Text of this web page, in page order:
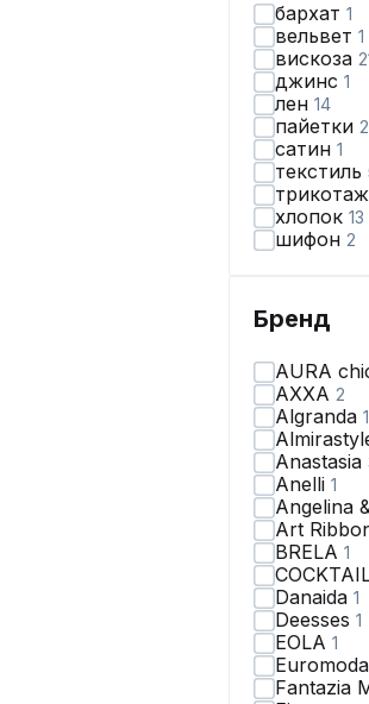
бархат 1
вельвет 1
вискоза
джинс 1
лен 14
пайетки 2
сатин 1
текстиль
трикотаж
хлопок 13
шифон 2
Бренд
AURA
AXXA 2
Algranda 1
Anastasia
Anelli 1
Angelina
Art
BRELA 1
Danaida 1
Deesses 1
EOLA 1
Euromoda
Fantazia